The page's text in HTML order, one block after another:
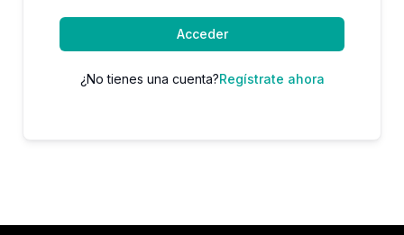
Acceder
¿No tienes una cuenta?Regístrate ahora